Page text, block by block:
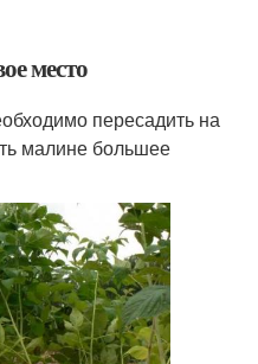
место
пересадить на
малине большее